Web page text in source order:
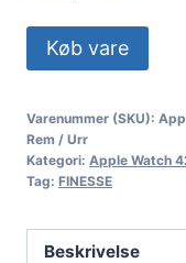
Køb vare
Varenummer (SKU):
Rem / Urr
Kategori: Apple Watch
Tag: FINESSE
Beskrivelse